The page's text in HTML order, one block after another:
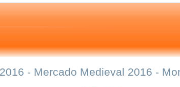
- Mercado Medieval 2016 -